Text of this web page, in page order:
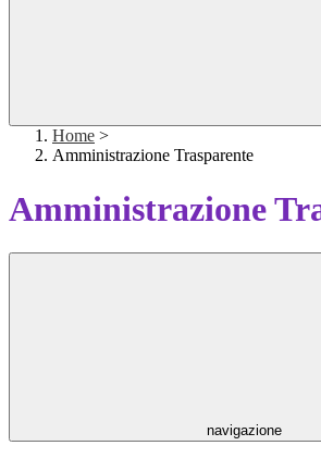
Home >
Amministrazione Trasparente
Amministrazione
navigazione